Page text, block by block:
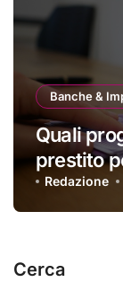
Banche &
Quali
prestito
Redazione
Cerca